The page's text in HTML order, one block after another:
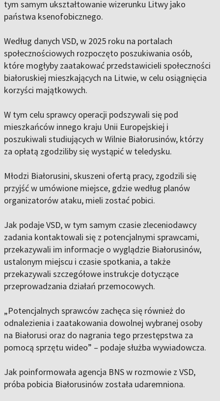
tym samym ukształtowanie wizerunku Litwy jako
państwa ksenofobicznego.
Według danych VSD, w 2025 roku na portalach
społecznościowych rozpoczęto poszukiwania osób,
które mogłyby zaatakować przedstawicieli społeczności
białoruskiej mieszkających na Litwie, w celu osiągnięcia
korzyści majątkowych.
W tym celu sprawcy operacji podszywali się pod
mieszkańców innego kraju Unii Europejskiej i
poszukiwali studiujących w Wilnie Białorusinów, którzy
za opłatą zgodziliby się wystąpić w teledysku.
Młodzi Białorusini, skuszeni ofertą pracy, zgodzili się
przyjść w umówione miejsce, gdzie według planów
organizatorów ataku, mieli zostać pobici.
Jak podaje VSD, w tym samym czasie zleceniodawcy
zadania kontaktowali się z potencjalnymi sprawcami,
przekazywali im informacje o wyglądzie Białorusinów,
ustalonym miejscu i czasie spotkania, a także
przekazywali szczegółowe instrukcje dotyczące
przeprowadzania działań przemocowych.
„Potencjalnych sprawców zachęca się również do
odnalezienia i zaatakowania dowolnej wybranej osoby
na Białorusi oraz do nagrania tego przestępstwa za
pomocą sprzętu wideo” – podaje służba wywiadowcza.
Jak poinformowała agencja BNS w rozmowie z VSD,
próba pobicia Białorusinów została udaremniona.